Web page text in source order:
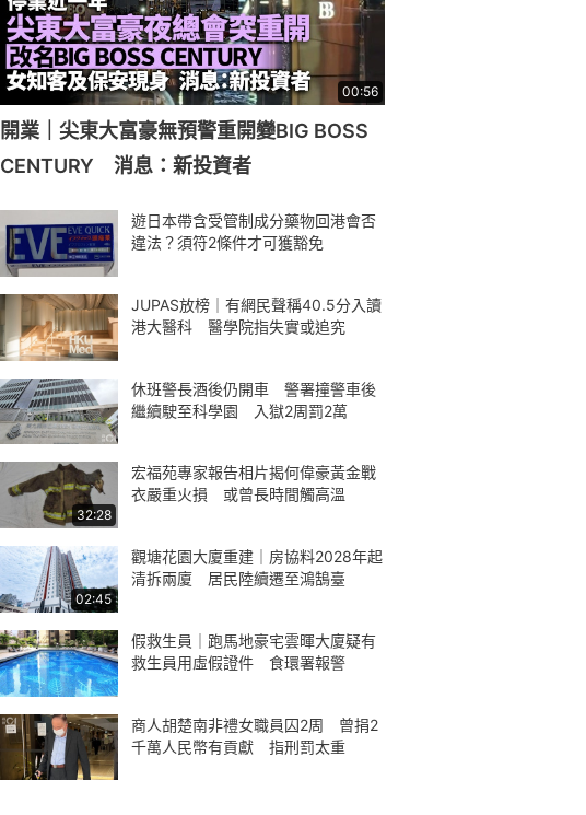
00:56
開業｜尖東大富豪無預警重開變BIG BOSS
CENTURY 消息：新投資者
遊日本帶含受管制成分藥物回港會否
違法？須符2條件才可獲豁免
JUPAS放榜｜有網民聲稱40.5分入讀
港大醫科 醫學院指失實或追究
休班警長酒後仍開車 警署撞警車後
繼續駛至科學園 入獄2周罰2萬
32:28
宏福苑專家報告相片揭何偉豪黃金戰
衣嚴重火損 或曾長時間觸高溫
02:45
觀塘花園大廈重建｜房協料2028年起
清拆兩廈 居民陸續遷至鴻鵠臺
假救生員｜跑馬地豪宅雲暉大廈疑有
救生員用虛假證件 食環署報警
商人胡楚南非禮女職員囚2周 曾捐2
千萬人民幣有貢獻 指刑罰太重